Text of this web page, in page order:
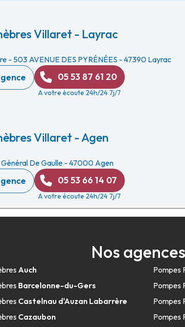
Villaret - Layrac
- 503 AVENUE DES PYRÉNÉES - 47390 Layrac
05 53 87 61 20
A votre écoute 24h/24 7j/7
Villaret - Agen
De Gaulle - 47000 Agen
05 53 66 14 07
A votre écoute 24h/24 7j/7
Nos
Auch
Barcelonne-du-Gers
Castelnau d'Auzan Labarrère
Cazaubon
Pompes
Pompes
Pompes
Pompes